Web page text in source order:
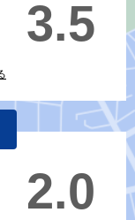
3.5
2.0